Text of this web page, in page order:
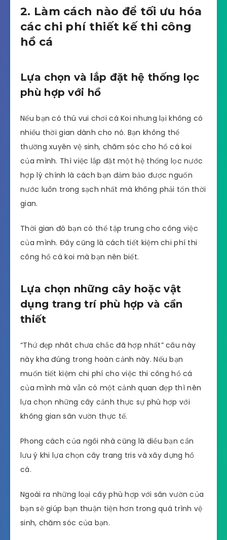
2. Làm cách nào để tối ưu hóa
các chi phí thiết kế thi công
hồ cá
Lựa chọn và lắp đặt hệ thống lọc
phù hợp với hồ
Nếu bạn có thú vui chơi cá Koi nhưng lại không có
nhiều thời gian dành cho nó. Bạn không thể
thường xuyên vệ sinh, chăm sóc cho hồ cá koi
của mình. Thì việc lắp đặt một hệ thống lọc nước
hợp lý chính là cách bạn đảm bảo được nguốn
nước luôn trong sạch nhất mà không phải tốn thời
gian.
Thời gian đó bạn có thể tập trung cho công việc
của mình. Đây cũng là cách tiết kiệm chi phí thi
công hồ cá koi mà bạn nên biết.
Lựa chọn những cây hoặc vật
dụng trang trí phù hợp và cần
thiết
“Thứ đẹp nhât chưa chắc đã hợp nhất” câu này
này kha đúng trong hoàn cảnh này. Nếu bạn
muốn tiết kiệm chi phí cho việc thi công hồ cá
của mình mà vẫn có một cảnh quan đẹp thì nên
lựa chọn những cây cảnh thực sự phù hợp với
không gian sân vườn thực tế.
Phong cách của ngôi nhà cũng là diều bạn cần
lưu ý khi lựa chọn cây trang tris và xây dựng hồ
cá.
Ngoài ra những loại cây phù hợp với sân vườn của
bạn sẽ giúp bạn thuận tiện hơn trong quá trình vệ
sinh, chăm sóc của bạn.